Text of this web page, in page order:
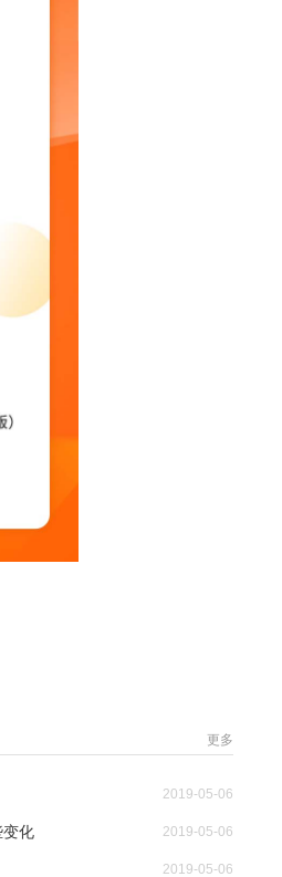
更多
2019-05-06
变化 2019-05-06
2019-05-06